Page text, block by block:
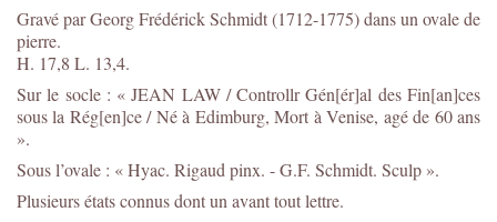
Gravé par Georg Frédérick Schmidt (1712-1775) dans un ovale de
pierre.
H. 17,8 L. 13,4.
Sur le socle : « JEAN LAW / Controllr Gén[ér]al des Fin[an]ces
sous la Rég[en]ce / Né à Edimburg, Mort à Venise, agé de 60 ans
».
Sous l’ovale : « Hyac. Rigaud pinx. - G.F. Schmidt. Sculp ».
Plusieurs états connus dont un avant tout lettre.